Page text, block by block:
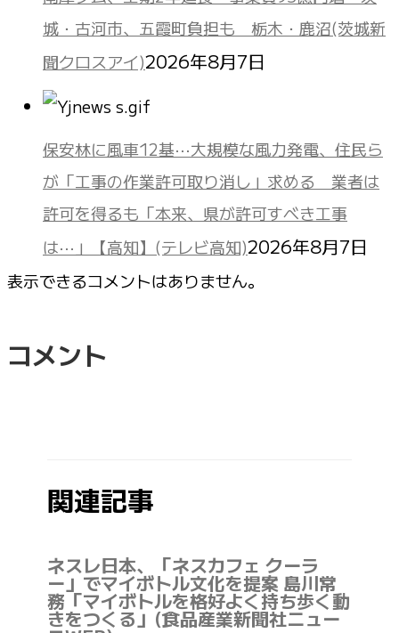
城・古河市、五霞町負担も 栃木・鹿沼(茨城新
聞クロスアイ)2026年8月7日
保安林に風車12基⋯大規模な風力発電、住民ら
が「工事の作業許可取り消し」求める 業者は
許可を得るも「本来、県が許可すべき工事
は⋯」【高知】(テレビ高知)2026年8月7日
表示できるコメントはありません。
コメント
関連記事
ネスレ日本、「ネスカフェ クーラ
ー」でマイボトル文化を提案 島川常
務「マイボトルを格好よく持ち歩く動
きをつくる」(食品産業新聞社ニュー